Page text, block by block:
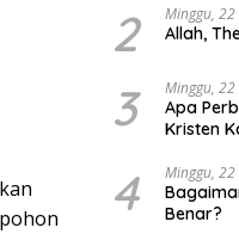
Undang
Bangsa
2 Minggu,
Allah,
3 Minggu,
Apa
Kristen
4 Minggu,
Benar?